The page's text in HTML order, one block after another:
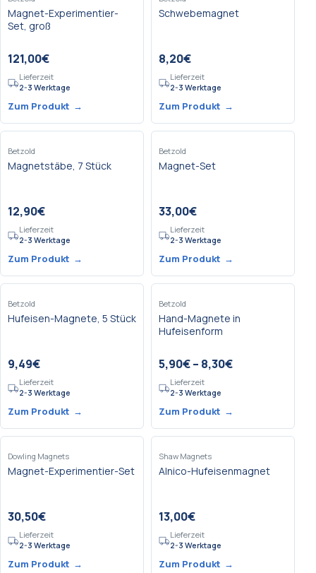
Magnet-Experimentier-
Set, groß
121,00€
Lieferzeit
2-3 Werktage
Zum Produkt →
Schwebemagnet
8,20€
Lieferzeit
2-3 Werktage
Zum Produkt →
Betzold
Magnetstäbe, 7 Stück
12,90€
Lieferzeit
2-3 Werktage
Zum Produkt →
Betzold
Magnet-Set
33,00€
Lieferzeit
2-3 Werktage
Zum Produkt →
Betzold
Hufeisen-Magnete, 5 Stück
9,49€
Lieferzeit
2-3 Werktage
Zum Produkt →
Betzold
Hand-Magnete in
Hufeisenform
5,90€– 8,30€
Lieferzeit
2-3 Werktage
Zum Produkt →
Dowling Magnets
Magnet-Experimentier-Set
30,50€
Lieferzeit
2-3 Werktage
Zum Produkt →
Shaw Magnets
Alnico-Hufeisenmagnet
13,00€
Lieferzeit
2-3 Werktage
Zum Produkt →